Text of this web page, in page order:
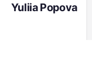
Yuliia Popova